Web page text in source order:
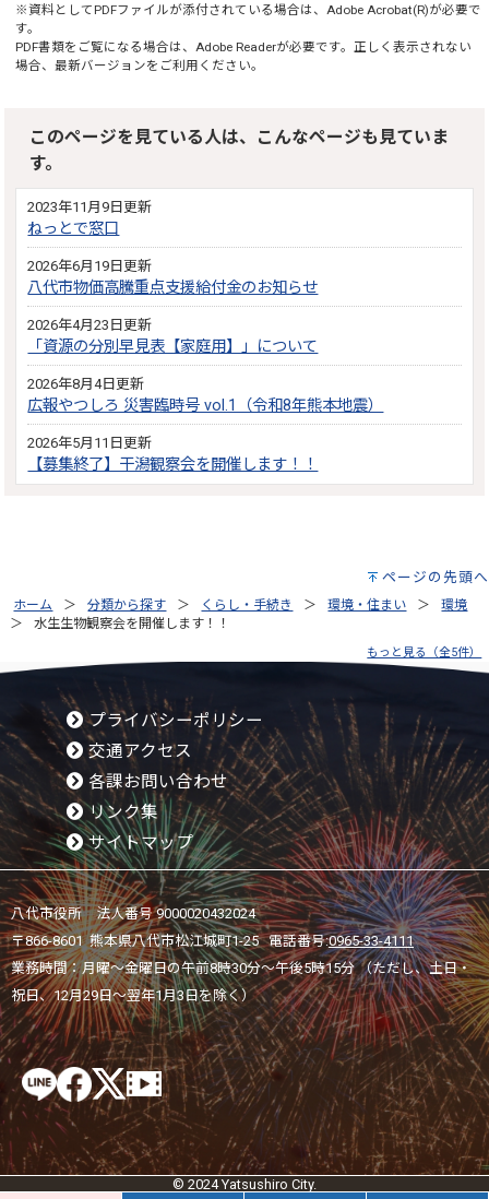
※資料としてPDFファイルが添付されている場合は、 Adobe Acrobat(R)が必要で
す。
PDF書類をご覧になる場合は、 Adobe Readerが必要です。正しく表示されない
場合、最新バージョンをご利用ください。
このページを見ている人は、こんなページも見ていま
す。
2023年11月9日更新
ねっとで窓口
2026年6月19日更新
八代市物価高騰重点支援給付金のお知らせ
2026年4月23日更新
「資源の分別早見表【家庭用】」について
2026年8月4日更新
広報やつしろ 災害臨時号 vol.1（令和8年熊本地震）
2026年5月11日更新
【募集終了】干潟観察会を開催します！！
ページの先頭へ
ホーム 分類から探す くらし・手続き 環境・住まい
環境
水生生物観察会を開催します！！
もっと見る（全5件）
プライバシーポリシー
交通アクセス
各課お問い合わせ
リンク集
サイトマップ
八代市役所 法人番号 9000020432024
〒866-8601 熊本県八代市松江城町1-25 電話番号:0965-33-4111
業務時間：月曜～金曜日の午前8時30分～午後5時15分 （ただし、土日・
祝日、12月29日～翌年1月3日を除く）
© 2024 Yatsushiro City.